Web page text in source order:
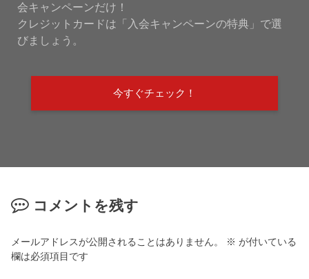
会キャンペーンだけ！
クレジットカードは「入会キャンペーンの特典」で選
びましょう。
今すぐチェック！
コメントを残す
メールアドレスが公開されることはありません。 ※ が付いている
欄は必須項目です